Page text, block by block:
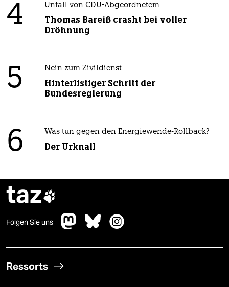
4 Unfall von CDU-Abgeordnetem
Thomas Bareiß crasht bei voller
Dröhnung
5 Nein zum Zivildienst
Hinterlistiger Schritt der
Bundesregierung
6 Was tun gegen den Energiewende-Rollback?
Der Urknall
taz
Folgen Sie uns
Ressorts